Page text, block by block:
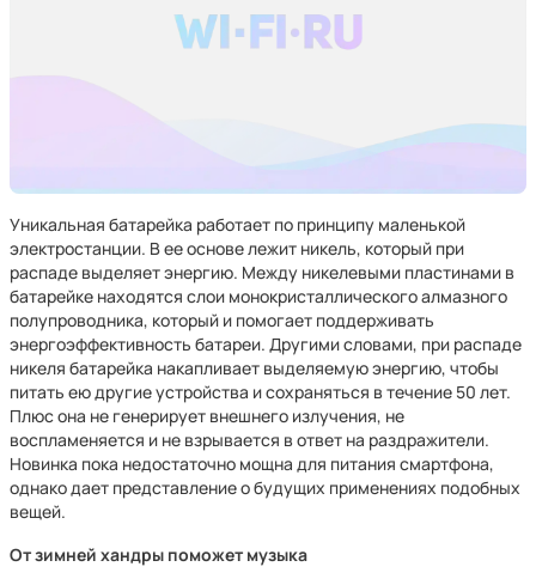
Уникальная батарейка работает по принципу маленькой
электростанции. В ее основе лежит никель, который при
распаде выделяет энергию. Между никелевыми пластинами в
батарейке находятся слои монокристаллического алмазного
полупроводника, который и помогает поддерживать
энергоэффективность батареи. Другими словами, при распаде
никеля батарейка накапливает выделяемую энергию, чтобы
питать ею другие устройства и сохраняться в течение 50 лет.
Плюс она не генерирует внешнего излучения, не
воспламеняется и не взрывается в ответ на раздражители.
Новинка пока недостаточно мощна для питания смартфона,
однако дает представление о будущих применениях подобных
вещей.
От зимней хандры поможет музыка